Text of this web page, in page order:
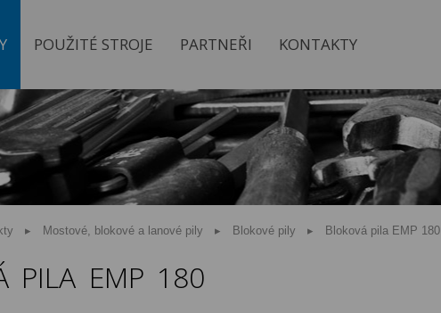
POUŽITÉ STROJE PARTNEŘI KONTAKTY
Mostové, blokové a lanové pily Blokové pily Bloková pila EMP 180
PILA EMP 180